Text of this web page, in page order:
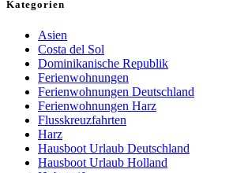
Kategorien
Asien
Costa del Sol
Dominikanische Republik
Ferienwohnungen
Ferienwohnungen Deutschland
Ferienwohnungen Harz
Flusskreuzfahrten
Harz
Hausboot Urlaub Deutschland
Hausboot Urlaub Holland